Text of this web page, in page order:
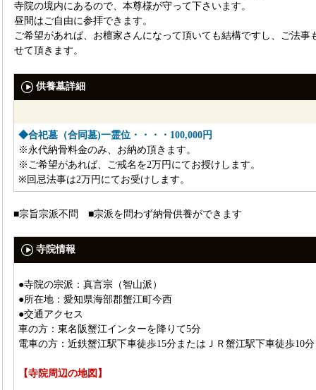
寺院の境内にあるので、本尊様が守って下さいます。
昼間はご自由に参拝できます。
ご希望があれば、お檀家さんになって頂いても結構ですし、ご法事
せて頂きます。
供養墓詳細
◆合祀墓（合同墓)一霊位・・・・100,000円
※永代納骨料金のみ、お納め頂きます。
※ご希望があれば、ご戒名を2万円にてお授けします。
※回忌法事は2万円にてお受けします。
■宗旨宗派不問 ■宗派を問わず納骨供養ができます
寺院情報
●寺院の宗派：真言宗（智山派）
●所在地：愛知県海部郡蟹江町今西
●交通アクセス
車の方：東名阪蟹江インターを降りて5分
電車の方：近鉄蟹江駅下車徒歩15分またはＪＲ蟹江駅下車徒歩10分
【寺院周辺の地図】